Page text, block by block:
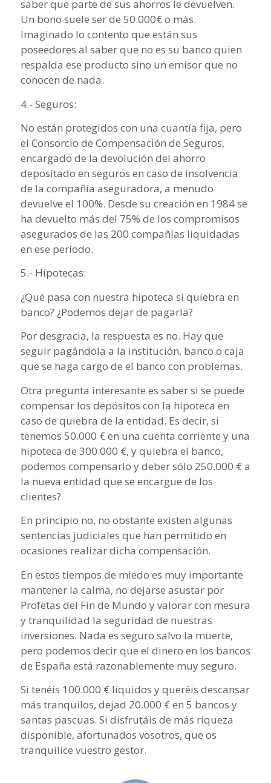
saber que parte de sus ahorros le devuelven.
Un bono suele ser de 50.000€ o más.
Imaginado lo contento que están sus
poseedores al saber que no es su banco quien
respalda ese producto sino un emisor que no
conocen de nada.
4.- Seguros:
No están protegidos con una cuantía fija, pero
el Consorcio de Compensación de Seguros,
encargado de la devolución del ahorro
depositado en seguros en caso de insolvencia
de la compañía aseguradora, a menudo
devuelve el 100%. Desde su creación en 1984 se
ha devuelto más del 75% de los compromisos
asegurados de las 200 compañías liquidadas
en ese periodo.
5.- Hipotecas:
¿Qué pasa con nuestra hipoteca si quiebra en
banco? ¿Podemos dejar de pagarla?
Por desgracia, la respuesta es no. Hay que
seguir pagándola a la institución, banco o caja
que se haga cargo de el banco con problemas.
Otra pregunta interesante es saber si se puede
compensar los depósitos con la hipoteca en
caso de quiebra de la entidad. Es decir, si
tenemos 50.000 € en una cuenta corriente y una
hipoteca de 300.000 €, y quiebra el banco,
podemos compensarlo y deber sólo 250.000 € a
la nueva entidad que se encargue de los
clientes?
En principio no, no obstante existen algunas
sentencias judiciales que han permitido en
ocasiones realizar dicha compensación.
En estos tiempos de miedo es muy importante
mantener la calma, no dejarse asustar por
Profetas del Fin de Mundo y valorar con mesura
y tranquilidad la seguridad de nuestras
inversiones. Nada es seguro salvo la muerte,
pero podemos decir que el dinero en los bancos
de España está razonablemente muy seguro.
Si tenéis 100.000 € líquidos y queréis descansar
más tranquilos, dejad 20.000 € en 5 bancos y
santas pascuas. Si disfrutáis de más riqueza
disponible, afortunados vosotros, que os
tranquilice vuestro gestor.